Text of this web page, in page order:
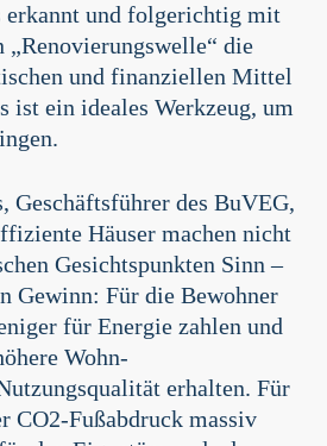
erkannt und folgerichtig mit
„Renovierungswelle“ die
und finanziellen Mittel
ist ein ideales Werkzeug, um
Geschäftsführer des BuVEG,
Häuser machen nicht
Gesichtspunkten Sinn –
Gewinn: Für die Bewohner
für Energie zahlen und
Wohn-
erhalten. Für
CO2-Fußabdruck massiv